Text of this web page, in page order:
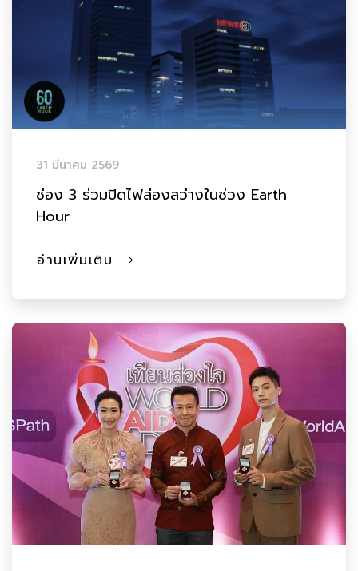
31 มีนาคม 2569
ช่อง 3 ร่วมปิดไฟส่องสว่างในช่วง Earth
Hour
อ่านเพิ่มเติม